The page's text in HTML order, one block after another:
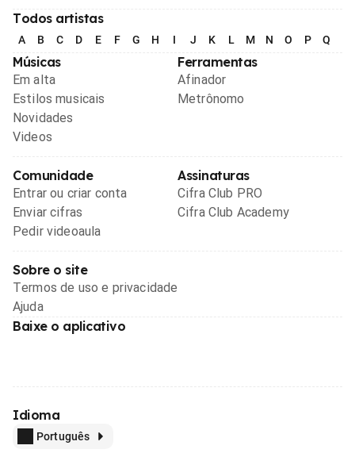
Todos artistas
A B C D E F G H I J K L M N O P Q
Músicas
Em alta
Estilos musicais
Novidades
Videos
Ferramentas
Afinador
Metrônomo
Comunidade
Entrar ou criar conta
Enviar cifras
Pedir videoaula
Assinaturas
Cifra Club PRO
Cifra Club Academy
Sobre o site
Termos de uso e privacidade
Ajuda
Baixe o aplicativo
Idioma
Português